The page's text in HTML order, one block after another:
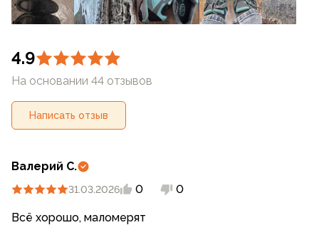
4.9
На основании 44 отзывов
Написать отзыв
Валерий С.
31.03.2026 0 0
Всё хорошо, маломерят